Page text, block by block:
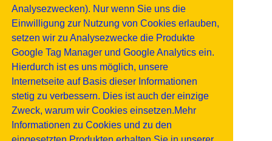
Analysezwecken). Nur wenn Sie uns die
Einwilligung zur Nutzung von Cookies erlauben,
setzen wir zu Analysezwecke die Produkte
Google Tag Manager und Google Analytics ein.
Hierdurch ist es uns möglich, unsere
Internetseite auf Basis dieser Informationen
stetig zu verbessern. Dies ist auch der einzige
Zweck, warum wir Cookies einsetzen.Mehr
Informationen zu Cookies und zu den